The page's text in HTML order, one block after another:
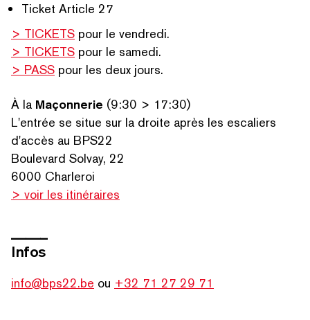
Ticket Article 27
> TICKETS pour le vendredi.
> TICKETS pour le samedi.
> PASS pour les deux jours.
À la Maçonnerie (9:30 > 17:30)
L'entrée se situe sur la droite après les escaliers
d'accès au BPS22
Boulevard Solvay, 22
6000 Charleroi
> voir les itinéraires
Infos
info@bps22.be ou +32 71 27 29 71